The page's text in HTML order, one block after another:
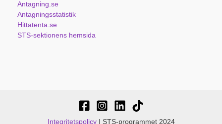
Antagning.se
Antagningsstatistik
Hittatenta.se
STS-sektionens hemsida
Integritetspolicy| STS-programmet 2024